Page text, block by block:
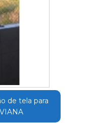
de tela para